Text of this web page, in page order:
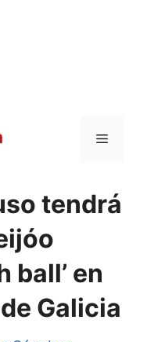
Menu
tendrá
ball’ en
Galicia